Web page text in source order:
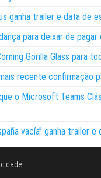
ganha trailer e data de
para deixar de
Gorilla Glass para
recente confirmação
o Microsoft Teams
vacía” ganha trailer